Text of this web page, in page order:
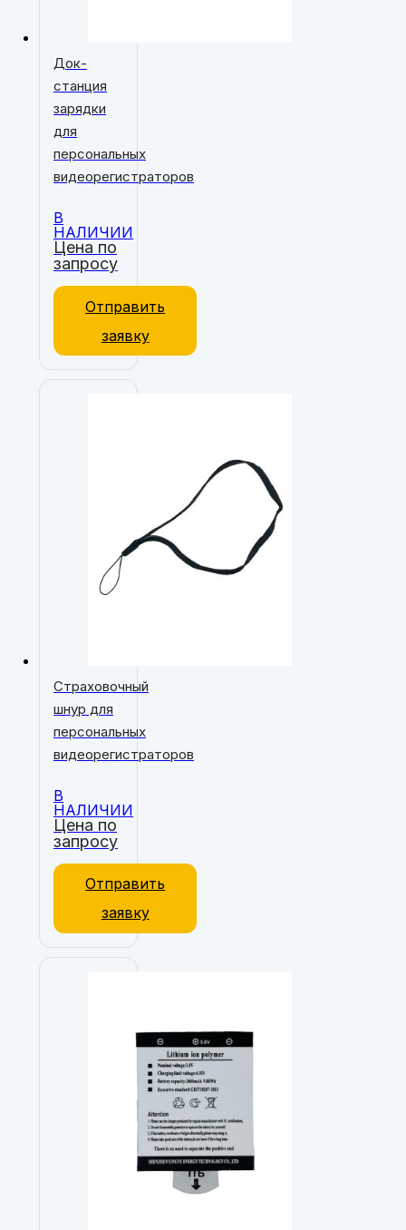
Цена по
запросу
Док-
станция
зарядки
для
персональных
видеорегистраторов
В
НАЛИЧИИ
Отправить
заявку
Цена по
запросу
Страховочный
шнур для
персональных
видеорегистраторов
В
НАЛИЧИИ
Отправить
заявку